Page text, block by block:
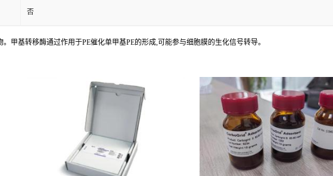
否
甲基转移酶通过作用于PE催化单甲基PE的形成,可能参与细胞膜的生化信号转导。